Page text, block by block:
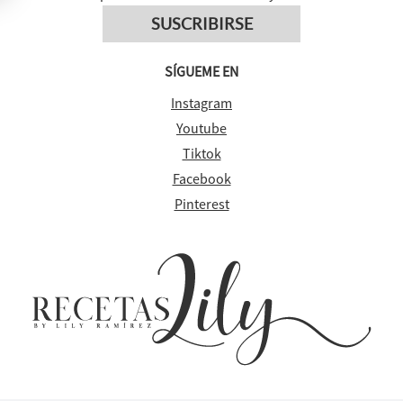
SUSCRIBIRSE
SÍGUEME EN
Instagram
Youtube
Tiktok
Facebook
Pinterest